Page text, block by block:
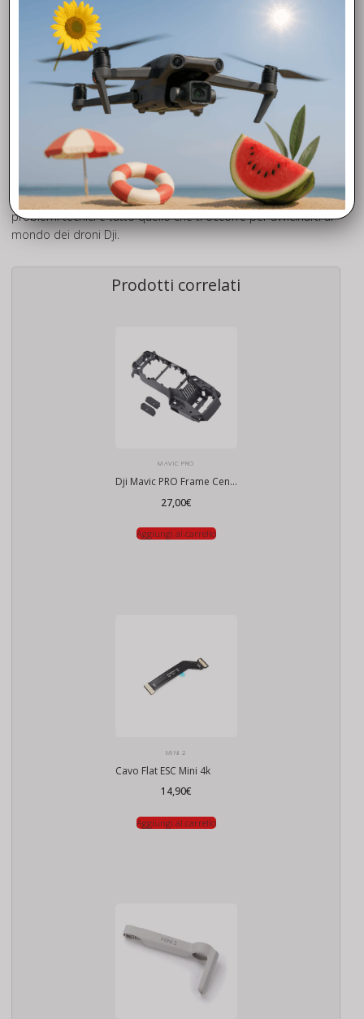
TUTORIALsull’installazione del Cover Inferiore dji Mini 2 SE –
Mini 2 SE Care Refresh 1 anno. Segui la nostra Pagina
Facebooke seguirci durante le nostre attività.
FTD Rivenditore Autorizzato Dji
Fly To Discover è il tuo è rivenditore Autorizzato Dji di fiducia.
Grazie all’esperienza maturata negli anni, siamo in grado di
offrirti la massima competenza e professionalità che
metteremo a tua disposizione a partire dalla scelta del
modello, chiarendoti molti aspetti sulla normativa, donandoti
nozioni di avvio al volo, curiosità operative, valide soluzioni dei
problemi tecnici e tutto quello che ti occorre per avvicinarti al
mondo dei droni Dji.
Prodotti correlati
MAVIC PRO
Dji Mavic PRO Frame Centrale
27,00€
Aggiungi al carrello
MINI 2
Cavo Flat ESC Mini 4k
14,90€
Aggiungi al carrello